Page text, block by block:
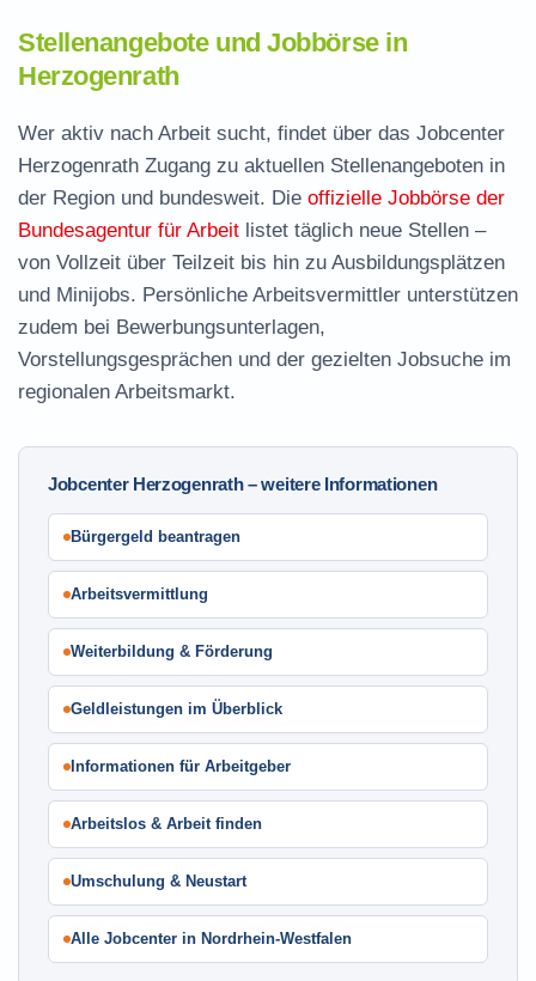
Stellenangebote und Jobbörse in
Herzogenrath
Wer aktiv nach Arbeit sucht, findet über das Jobcenter
Herzogenrath Zugang zu aktuellen Stellenangeboten in
der Region und bundesweit. Die offizielle Jobbörse der
Bundesagentur für Arbeit listet täglich neue Stellen –
von Vollzeit über Teilzeit bis hin zu Ausbildungsplätzen
und Minijobs. Persönliche Arbeitsvermittler unterstützen
zudem bei Bewerbungsunterlagen,
Vorstellungsgesprächen und der gezielten Jobsuche im
regionalen Arbeitsmarkt.
Jobcenter Herzogenrath – weitere Informationen
Bürgergeld beantragen
Arbeitsvermittlung
Weiterbildung & Förderung
Geldleistungen im Überblick
Informationen für Arbeitgeber
Arbeitslos & Arbeit finden
Umschulung & Neustart
Alle Jobcenter in Nordrhein-Westfalen